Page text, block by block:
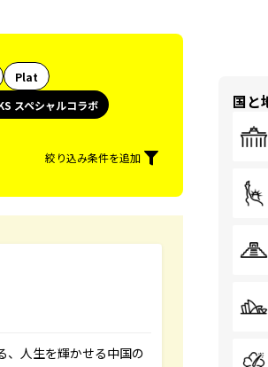
Plat
スペシャルコラボ
絞り込み条件を追加
、人生を輝かせる中国の
国と